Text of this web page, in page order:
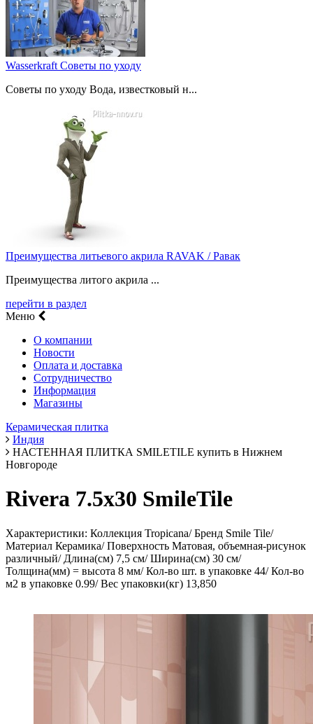
Wasserkraft Советы по уходу
Советы по уходу Вода, известковый н...
Преимущества литьевого акрила RAVAK / Равак
Преимущества литого акрила ...
перейти в раздел
Меню
О компании
Новости
Оплата и доставка
Сотрудничество
Информация
Магазины
Керамическая плитка
Индия
НАСТЕННАЯ ПЛИТКА SMILETILE купить в Нижнем
Новгороде
Rivera 7.5х30 SmileTile
Характеристики: Коллекция Tropicana/ Бренд Smile Tile/
Материал Керамика/ Поверхность Матовая, объемная-рисунок
различный/ Длина(см) 7,5 см/ Ширина(см) 30 см/
Толщина(мм) = высота 8 мм/ Кол-во шт. в упаковке 44/ Кол-во
м2 в упаковке 0.99/ Вес упаковки(кг) 13,850